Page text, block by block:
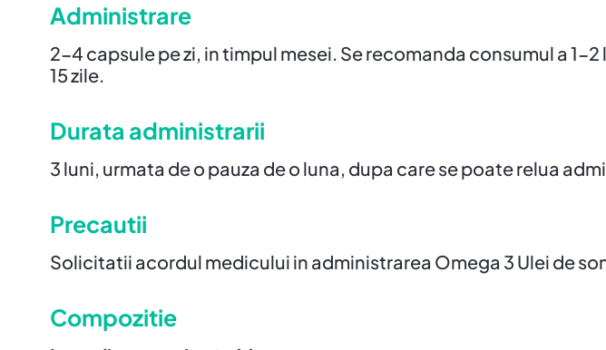
Administrare
2-4 capsule pe zi, in timpul mesei. Se recomanda consumul a
15 zile.
Durata administrarii
3 luni, urmata de o pauza de o luna, dupa care se poate relua
Precautii
Solicitatii acordul medicului in administrarea Omega 3 Ulei de
Compozitie